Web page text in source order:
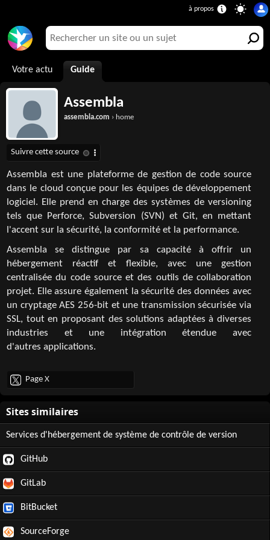
Votre actu Guide
Assembla
assembla.com › home
Assembla est une plateforme de gestion de code source
dans le cloud conçue pour les équipes de développement
logiciel. Elle prend en charge des systèmes de versioning
tels que Perforce, Subversion (SVN) et Git, en mettant
l'accent sur la sécurité, la conformité et la performance.
Assembla se distingue par sa capacité à offrir un
hébergement réactif et flexible, avec une gestion
centralisée du code source et des outils de collaboration
projet. Elle assure également la sécurité des données avec
un cryptage AES 256-bit et une transmission sécurisée via
SSL, tout en proposant des solutions adaptées à diverses
industries et une intégration étendue avec
d'autres applications.
Page X
Services d'hébergement de système de contrôle de version
GitHub
GitLab
BitBucket
SourceForge